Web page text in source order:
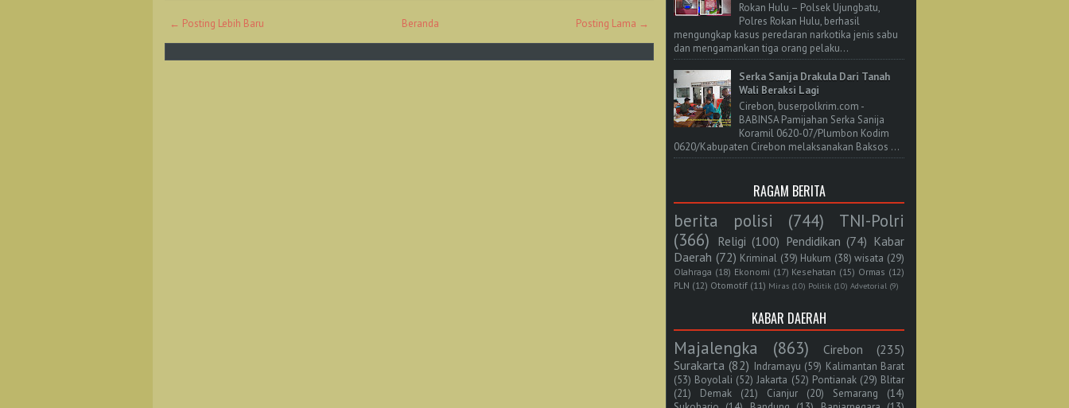
← Posting Lebih Baru Posting Lama →
Beranda
Rokan Hulu – Polsek Ujungbatu,
Polres Rokan Hulu, berhasil
mengungkap kasus peredaran narkotika jenis sabu
dan mengamankan tiga orang pelaku...
Serka Sanija Drakula Dari Tanah
Wali Beraksi Lagi
Cirebon, buserpolkrim.com -
BABINSA Pamijahan Serka Sanija
Koramil 0620-07/Plumbon Kodim
0620/Kabupaten Cirebon melaksanakan Baksos ...
RAGAM BERITA
berita polisi (744)
TNI-Polri
(366) Religi (100) Pendidikan (74) Kabar
Daerah (72) Kriminal (39) Hukum (38) wisata (29)
Olahraga (18) Ekonomi (17) Kesehatan (15) Ormas (12)
PLN (12) Otomotif (11) Miras (10) Politik (10) Advetorial (9)
KABAR DAERAH
Majalengka (863) Cirebon
(235)
Surakarta (82) Indramayu (59) Kalimantan Barat
(53) Boyolali (52) Jakarta (52) Pontianak (29) Blitar
(21)
Demak (21) Cianjur (20) Semarang
(14)